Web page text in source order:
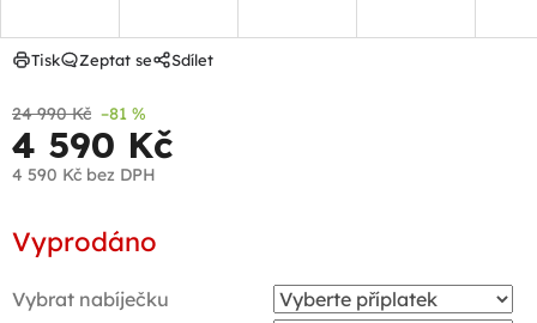
24 990 Kč –81 %
4 590 Kč
4 590 Kč bez DPH
cena:
Vyprodáno
Vybrat nabíječku
Tisk Zeptat se Sdílet